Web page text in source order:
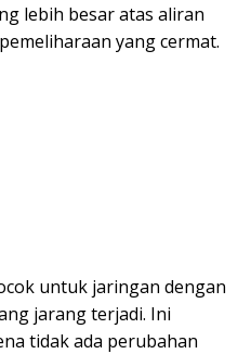
lebih besar atas aliran
yang cermat.
untuk jaringan dengan
jarang terjadi. Ini
tidak ada perubahan